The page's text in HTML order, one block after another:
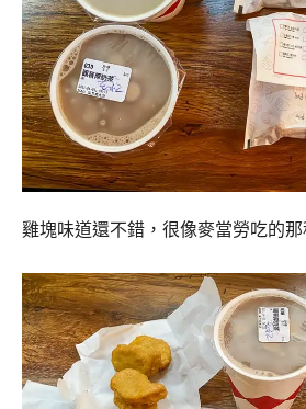
雞塊味道還不錯，很像麥當勞吃的